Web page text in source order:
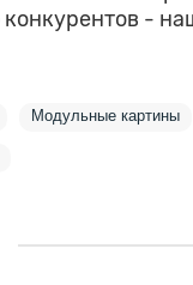
-
Модульные картины